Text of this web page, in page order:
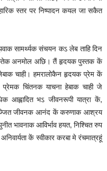
स्तर पर निष्पादन कयल जा सकैत
सामर्थ्यक संचयन कऽ लेब ताहि दिन
अनमोल अछि। तैं हृदयक पुस्तक कें
चाही। हमरालोकैन हृदयक प्रेम कें
प्रेमक चिंतनक याचना हेबाक चाही जे
आह्लादित भऽ जीवनरूपी यात्रा कें,
जीवनक आनंद कें करुणाक आश्रय
भावनाक आविर्भाव हयत, निश्चित रुप
कें स्वीकार करबा मे रंचमात्रहूं